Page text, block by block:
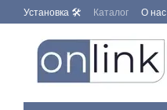
Перейти к основному контенту
Установка 🛠 Каталог О нас